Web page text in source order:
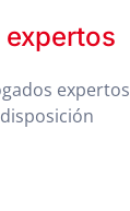
expertos